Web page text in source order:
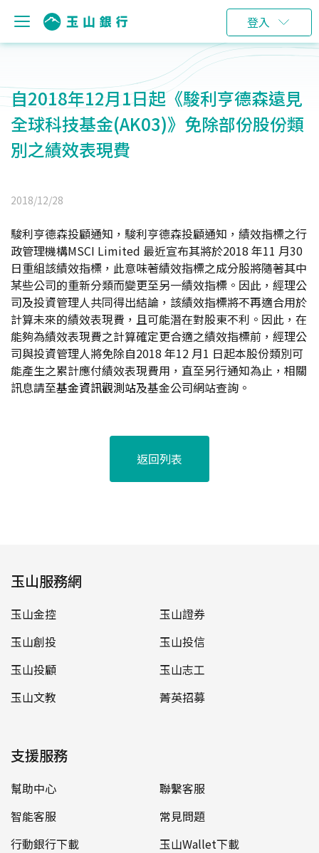
登入
自2018年12月1日起《駿利亨德森遠見
全球科技基金(AK03)》免除部份股份類
別之績效表現費
2018/12/28
駿利亨德森投顧通知，駿利亨德森投顧通知，績效指標之行
政管理機構MSCI Limited 最近宣布其將於2018 年11 月30
日重組該績效指標，此意味著績效指標之成分股將隨著其中
某些公司的重新分類而變更至另一績效指標。因此，經理公
司及投資管理人共同得出結論，該績效指標將不再適合用於
計算未來的績效表現費，且可能潛在對股東不利。因此，在
能夠為績效表現費之計算確定更合適之績效指標前，經理公
司與投資管理人將免除自2018 年12 月1 日起本股份類別可
能產生之累計應付績效表現費用，直至另行通知為止，相關
訊息請至基金資訊觀測站及基金公司網站查詢。
返回列表
玉山服務網
玉山金控
玉山證券
玉山創投
玉山投信
玉山投顧
玉山志工
玉山文教
菁英招募
支援服務
幫助中心
聯繫客服
智能客服
常見問題
行動銀行下載
玉山Wallet下載